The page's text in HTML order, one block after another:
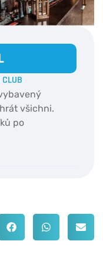
všichni.
po
Dyk,
původně
přes